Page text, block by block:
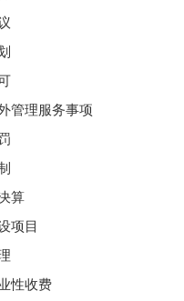
管理服务事项
算
项目
性收费